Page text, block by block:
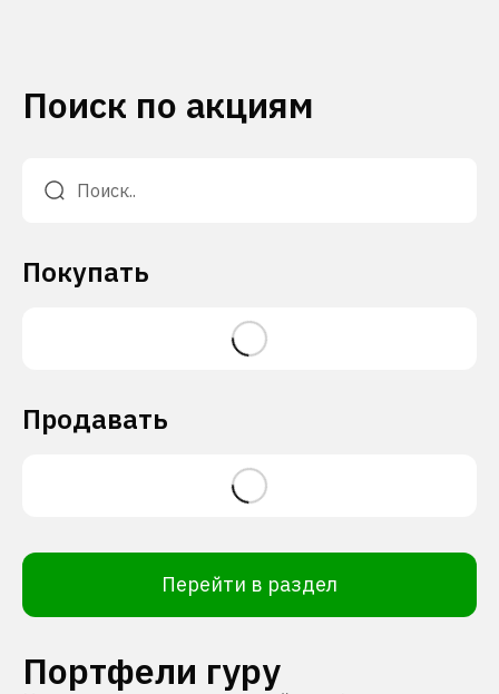
Поиск по акциям
Покупать
Продавать
Перейти в раздел
Портфели гуру